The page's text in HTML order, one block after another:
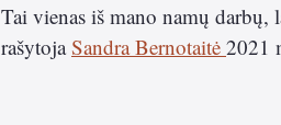
Tai vienas iš mano namų darbų,
rašytoja Sandra Bernotaitė 2021